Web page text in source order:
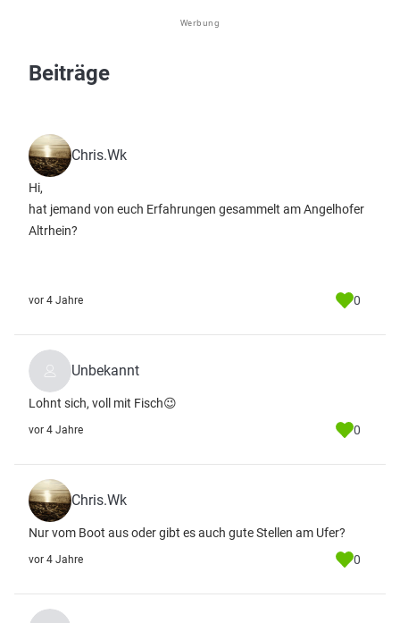
Werbung
Beiträge
Chris.Wk
Hi,
hat jemand von euch Erfahrungen gesammelt am Angelhofer
Altrhein?
vor 4 Jahre 0
Unbekannt
Lohnt sich, voll mit Fisch😉
vor 4 Jahre 0
Chris.Wk
Nur vom Boot aus oder gibt es auch gute Stellen am Ufer?
vor 4 Jahre 0